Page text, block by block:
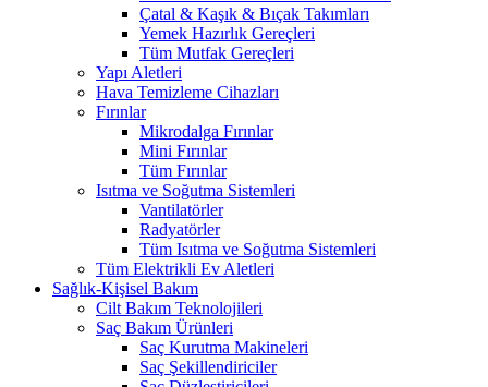
Çatal & Kaşık & Bıçak Takımları
Yemek Hazırlık Gereçleri
Tüm Mutfak Gereçleri
Yapı Aletleri
Hava Temizleme Cihazları
Fırınlar
Mikrodalga Fırınlar
Mini Fırınlar
Tüm Fırınlar
Isıtma ve Soğutma Sistemleri
Vantilatörler
Radyatörler
Tüm Isıtma ve Soğutma Sistemleri
Tüm Elektrikli Ev Aletleri
Sağlık-Kişisel Bakım
Cilt Bakım Teknolojileri
Saç Bakım Ürünleri
Saç Kurutma Makineleri
Saç Şekillendiriciler